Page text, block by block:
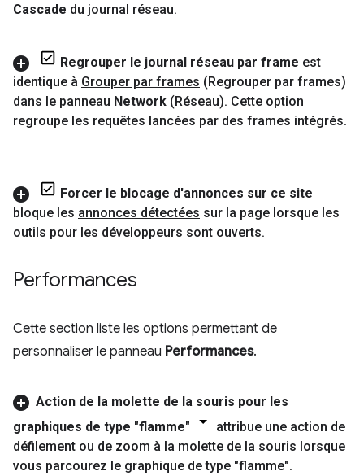
Cascade du journal réseau.
Regrouper le journal réseau par frame est
identique à Grouper par frames (Regrouper par frames)
dans le panneau Network (Réseau). Cette option
regroupe les requêtes lancées par des frames intégrés.
Forcer le blocage d'annonces sur ce site
bloque les annonces détectées sur la page lorsque les
outils pour les développeurs sont ouverts.
Performances
Cette section liste les options permettant de
personnaliser le panneau Performances.
Action de la molette de la souris pour les
graphiques de type "flamme"
attribue une action de
défilement ou de zoom à la molette de la souris lorsque
vous parcourez le graphique de type "flamme".